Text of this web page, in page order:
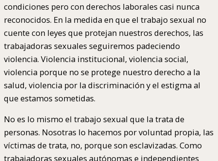
condiciones pero con derechos laborales casi nunca
reconocidos. En la medida en que el trabajo sexual no
cuente con leyes que protejan nuestros derechos, las
trabajadoras sexuales seguiremos padeciendo
violencia. Violencia institucional, violencia social,
violencia porque no se protege nuestro derecho a la
salud, violencia por la discriminación y el estigma al
que estamos sometidas.
No es lo mismo el trabajo sexual que la trata de
personas. Nosotras lo hacemos por voluntad propia, las
víctimas de trata, no, porque son esclavizadas. Como
trabajadoras sexuales autónomas e independientes